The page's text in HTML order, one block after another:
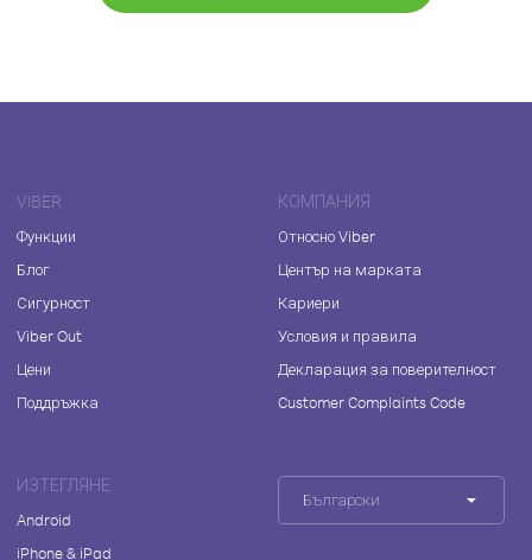
VIBER
Функции
Блог
Сигурност
Viber Out
Цени
Поддръжка
КОМПАНИЯ
Относно Viber
Център на марката
Кариери
Условия и правила
Декларация за поверителност
Customer Complaints Code
ИЗТЕГЛЯНЕ
Android
iPhone & iPad
Български